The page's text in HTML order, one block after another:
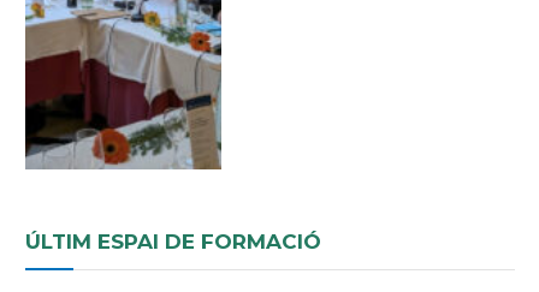
ÚLTIM ESPAI DE FORMACIÓ